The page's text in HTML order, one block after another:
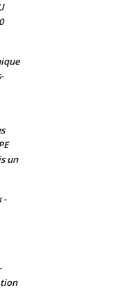
un
-